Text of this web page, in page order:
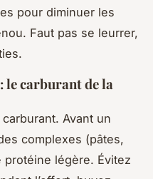
pour diminuer les
Faut pas se leurrer,
carburant de la
Avant un
complexes (pâtes,
légère. Évitez